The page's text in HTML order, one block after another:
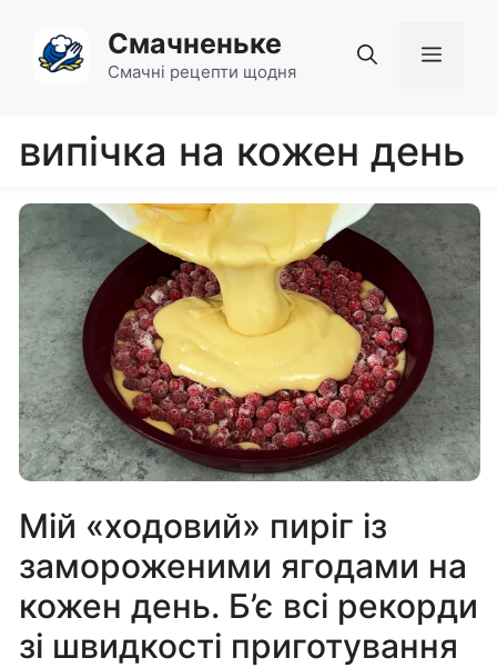
вмісту
Смачненьке
Смачні рецепти щодня
випічка на кожен день
Мій «ходовий» пиріг із
замороженими ягодами на
кожен день. Б’є всі рекорди
зі швидкості приготування